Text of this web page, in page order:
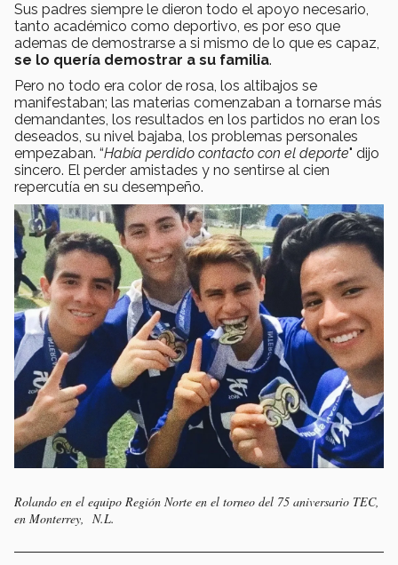
Sus padres siempre le dieron todo el apoyo necesario,
tanto académico como deportivo, es por eso que
ademas de demostrarse a si mismo de lo que es capaz,
se lo quería demostrar a su familia.
Pero no todo era color de rosa, los altibajos se
manifestaban; las materias comenzaban a tornarse más
demandantes, los resultados en los partidos no eran los
deseados, su nivel bajaba, los problemas personales
empezaban. “Había perdido contacto con el deporte" dijo
sincero. El perder amistades y no sentirse al cien
repercutía en su desempeño.
Rolando en el equipo Región Norte en el torneo del 75 aniversario TEC,
en Monterrey, N.L.